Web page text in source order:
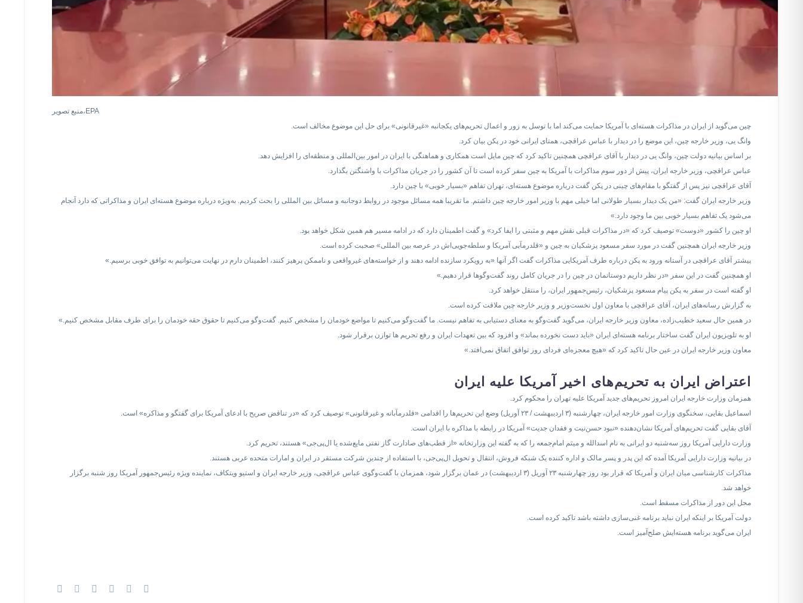
منبع تصویر، EPA
چین می‌گوید از ایران در مذاکرات هسته‌ای با آمریکا حمایت می‌کند اما با توسل به زور و اعمال تحریم‌های یکجانبه «غیرقانونی» برای حل این موضوع مخالف است.
وانگ یی، وزیر خارجه چین، این موضع را در دیدار با عباس عراقچی، همتای ایرانی خود در پکن بیان کرد.
بر اساس بیانیه دولت چین، وانگ یی در دیدار با آقای عراقچی همچنین تاکید کرد که چین مایل است همکاری و هماهنگی با ایران در امور بین‌المللی و منطقه‌ای را افزایش دهد.
عباس عراقچی، وزیر خارجه ایران، پیش از دور سوم مذاکرات با آمریکا به چین سفر کرده است تا آن کشور را در جریان مذاکرات با واشنگتن بگذارد.
آقای عراقچی نیز پس از گفتگو با مقام‌های چینی در پکن گفت درباره موضوع هسته‌ای، تهران تفاهم «بسیار خوبی» با چین دارد.
وزیر خارجه ایران گفت: «من یک دیدار بسیار طولانی اما خیلی مهم با وزیر امور خارجه چین داشتم. ما تقریبا همه مسائل موجود در روابط دوجانبه و مسائل بین المللی را بحث کردیم. به‌ویژه درباره موضوع هسته‌ای ایران و مذاکراتی که دارد آنجام
می‌شود یک تفاهم بسیار خوبی بین ما وجود دارد.»
او چین را کشور «دوست» توصیف کرد که «در مذاکرات قبلی نقش مهم و مثبتی را ایفا کرد» و گفت اطمینان دارد که در ادامه مسیر هم همین شکل خواهد بود.
وزیر خارجه ایران همچنین گفت در مورد سفر مسعود پزشکیان به چین و «قلدرمآبی آمریکا و سلطه‌جویی‌اش در عرصه بین المللی» صحبت کرده است.
پیشتر آقای عراقچی در آستانه ورود به پکن درباره طرف آمریکایی مذاکرات گفت اگر آنها «به رویکرد سازنده ادامه دهند و از خواسته‌های غیرواقعی و ناممکن پرهیز کنند، اطمینان دارم در نهایت می‌توانیم به توافق خوبی برسیم.»
او همچنین گفت در این سفر «در نظر داریم دوستانمان در چین را در جریان کامل روند گفت‌وگوها قرار دهیم.»
او گفته است در سفر به پکن پیام مسعود پزشکیان، رئیس‌جمهور ایران، را منتقل خواهد کرد.
به گزارش رسانه‌های ایران، آقای عراقچی با معاون اول نخست‌وزیر و وزیر خارجه چین ملاقت کرده است.
در همین حال سعید خطیب‌زاده، معاون وزیر خارجه ایران، می‌گوید گفت‌وگو به معنای دستیابی به تفاهم نیست. ما گفت‌وگو می‌کنیم تا مواضع خودمان را مشخص کنیم. گفت‌وگو می‌کنیم تا حقوق حقه خودمان را برای طرف مقابل مشخص کنیم.»
او به تلویزیون ایران گفت ساختار برنامه هسته‌ای ایران «باید دست نخورده بماند» و افزود که بین تعهدات ایران و رفع تحریم ها توازن برقرار شود.
معاون وزیر خارجه ایران در عین حال تاکید کرد که «هیچ معجزه‌ای فردای روز توافق اتفاق نمی‌افتد.»
اعتراض ایران به تحریم‌های اخیر آمریکا علیه ایران
همزمان وزارت خارجه ‌ایران امروز تحریم‌های جدید آمریکا علیه تهران را محکوم کرد.
اسماعیل بقایی، سخنگوی وزارت امور خارجه ایران، چهارشنبه (۳ اردیبهشت / ۲۳ آوریل) وضع این تحریم‌ها را اقدامی «قلدرمآبانه و غیرقانونی» توصیف کرد که «در تناقض صریح با ادعای آمریکا برای گفتگو و مذاکره» است.
آقای بقایی گفت تحریم‌های آمریکا نشان‌دهنده «نبود حسن‌نیت و فقدان جدیت» آمریکا در رابطه با مذاکره با ایران است.
وزارت دارایی آمریکا روز سه‌شنبه دو ایرانی به نام اسدالله و میثم امام‌جمعه را که به گفته این وزارتخانه «از قطب‌های صادارت گاز نفتی مایع‌‌شده یا ال‌پی‌جی» هستند، تحریم کرد.
در بیانیه وزارت دارایی آمریکا آمده که این پدر و پسر مالک و اداره کننده یک شبکه فروش، انتقال و تحویل ال‌پی‌جی، با استفاده از چندین شرکت مستقر در ایران و امارات متحده عربی هستند.
مذاکرات کارشناسی میان ایران و آمریکا که قرار بود روز چهارشنبه ۲۳ آوریل (۳ اردیبهشت) در عمان برگزار شود، همزمان با گفت‌وگوی عباس عراقچی، وزیر خارجه ایران و استیو ویتکاف، نماینده ویژه رئیس‌جمهور آمریکا روز شنبه برگزار
خواهد شد.
محل این دور از مذاکرات مسقط است.
دولت آمریکا بر اینکه ایران نباید برنامه غنی‌سازی داشته باشد تاکید کرده است.
ایران می‌گوید برنامه هسته‌ایش صلح‌آمیز است.